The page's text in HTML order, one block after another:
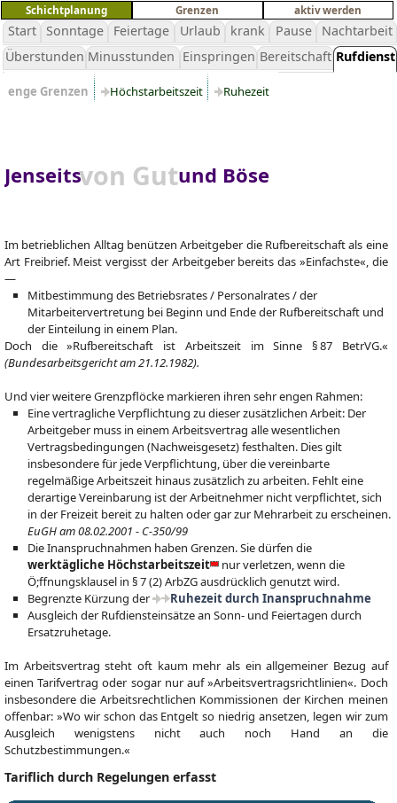
Schichtplanung Grenzen aktiv werden
Start Sonntage Feiertage Urlaub krank Pause
Nachtarbeit
Überstunden Minusstunden Einspringen Bereitschaft Rufdienst
enge Grenzen Höchstarbeitszeit Ruhezeit
Jenseitsvon Gutund Böse
Im betrieblichen Alltag benützen Arbeitgeber die Rufbereitschaft als eine
Art Freibrief. Meist vergisst der Arbeitgeber bereits das »Einfachste«, die
—
Mitbestimmung des Betriebsrates / Personalrates / der
Mitarbeitervertretung bei Beginn und Ende der Rufbereitschaft und
der Einteilung in einem Plan.
Doch die »Rufbereitschaft ist Arbeitszeit im Sinne § 87 BetrVG.«
(Bundesarbeitsgericht am 21.12.1982).
Und vier weitere Grenzpflöcke markieren ihren sehr engen Rahmen:
Eine vertragliche Verpflichtung zu dieser zusätzlichen Arbeit: Der
Arbeitgeber muss in einem Arbeitsvertrag alle wesentlichen
Vertragsbedingungen (Nachweisgesetz) festhalten. Dies gilt
insbesondere für jede Verpflichtung, über die vereinbarte
regelmäßige Arbeitszeit hinaus zusätzlich zu arbeiten. Fehlt eine
derartige Vereinbarung ist der Arbeitnehmer nicht verpflichtet, sich
in der Freizeit bereit zu halten oder gar zur Mehrarbeit zu erscheinen.
EuGH am 08.02.2001 - C-350/99
Die Inanspruchnahmen haben Grenzen. Sie dürfen die
werktägliche Höchstarbeitszeit
nur verletzen, wenn die
Ö;ffnungsklausel in § 7 (2) ArbZG ausdrücklich genutzt wird.
Begrenzte Kürzung der
Ruhezeit durch Inanspruchnahme
Ausgleich der Rufdiensteinsätze an Sonn- und Feiertagen durch
Ersatzruhetage.
Im Arbeitsvertrag steht oft kaum mehr als ein allgemeiner Bezug auf
einen Tarifvertrag oder sogar nur auf »Arbeitsvertragsrichtlinien«. Doch
insbesondere die Arbeitsrechtlichen Kommissionen der Kirchen meinen
offenbar: »Wo wir schon das Entgelt so niedrig ansetzen, legen wir zum
Ausgleich wenigstens nicht auch noch Hand an die
Schutzbestimmungen.«
Tariflich durch Regelungen erfasst